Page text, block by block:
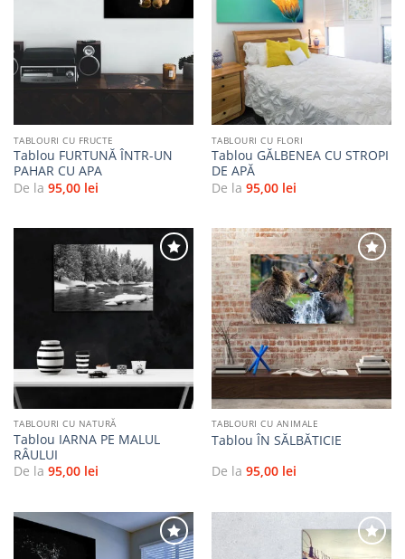
Adaugă
TABLOURI CU FRUCTE
Tablou FURTUNĂ ÎNTR-UN
PAHAR CU APA
De la 95,00 lei
Adaugă
TABLOURI CU FLORI
Tablou GĂLBENEA CU STROPI
DE APĂ
De la 95,00 lei
Adaugă
TABLOURI CU NATURĂ
Tablou IARNA PE MALUL
RÂULUI
De la 95,00 lei
Adaugă
la
favorite
TABLOURI CU ANIMALE
Tablou ÎN SĂLBĂTICIE
De la 95,00 lei